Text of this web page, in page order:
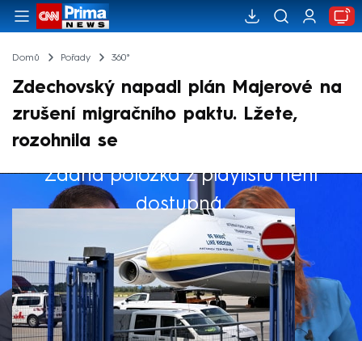
Domů Pořady 360°
Zdechovský napadl plán Majerové na
zrušení migračního paktu. Lžete,
rozohnila se
Žádná položka z playlistu není
dostupná.
Výběr redakce